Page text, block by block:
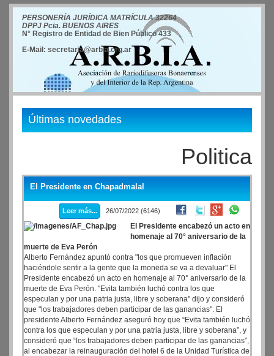
PERSONERÍA JURÍDICA MATRÍCULA 32264
DPPJ Pcia. BUENOS AIRES
N° Registro de Entidad de Bien Público 433
E-Mail: secretaria@arbia.org.ar
Últimas novedades
Politica
El Presidente en Chapadmalal
Leer más... 26/07/2022 (6146)
El Presidente encabezó un acto en
homenaje al 70° aniversario de la
muerte de Eva Perón
Alberto Fernández apuntó contra "los que promueven inflación
haciéndole sentir a la gente que la moneda se va a devaluar" El
Presidente encabezó un acto en homenaje al 70° aniversario de la
muerte de Eva Perón. "Evita también luchó contra los que
especulan y por una patria justa, libre y soberana" dijo y consideró
que "los trabajadores deben participar de las ganancias". El
presidente Alberto Fernández aseguró hoy que “Evita también luchó
contra los que especulan y por una patria justa, libre y soberana”, y
consideró que “los trabajadores deben participar de las ganancias”,
al encabezar la reinauguración del hotel 6 de la Unidad Turística de